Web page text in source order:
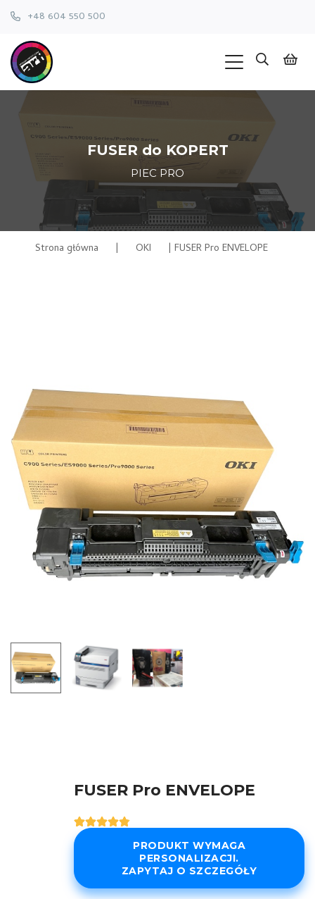
+48 604 550 500
FUSER do KOPERT
PIEC PRO
Strona główna | OKI | FUSER Pro ENVELOPE
FUSER Pro ENVELOPE
Oceniony
4.80
podstawie
5
ocen
klientów
PRODUKT WYMAGA
PERSONALIZACJI.
ZAPYTAJ O SZCZEGÓŁY